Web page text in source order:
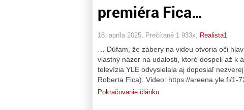
premiéra Fica…
18. apríla 2025, Prečítané 1 933x, Realista1
… Dúfam, že zábery na videu otvoria oči
vlastný názor na udalosti, ktoré dospeli až k
televízia YLE odvysielala aj doposiaľ
Roberta Fica). Video: https://areena.yle.fi/1-
Pokračovanie článku